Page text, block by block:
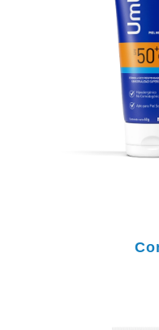
Te
fotoprotectores
para los distintos
seca, propensa al
para el
avanzada